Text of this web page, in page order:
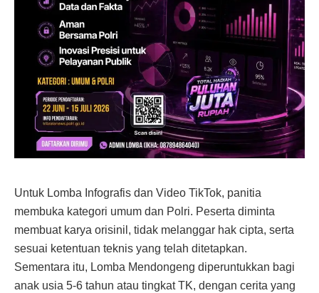
Untuk Lomba Infografis dan Video TikTok, panitia
membuka kategori umum dan Polri. Peserta diminta
membuat karya orisinil, tidak melanggar hak cipta, serta
sesuai ketentuan teknis yang telah ditetapkan.
Sementara itu, Lomba Mendongeng diperuntukkan bagi
anak usia 5-6 tahun atau tingkat TK, dengan cerita yang